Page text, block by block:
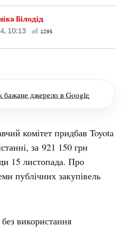
Білодід
10:13
1295
бажане джерело в Google
комітет придбав Toyota
за 921 150 грн
15 листопада. Про
публічних закупівель
використання